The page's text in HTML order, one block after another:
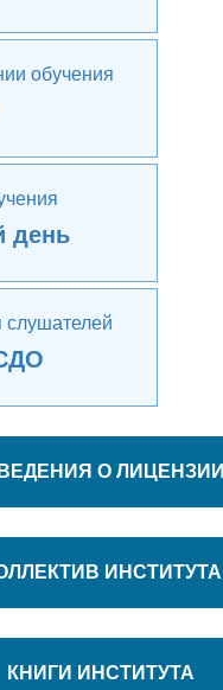
обучения
день
слушателей
О ЛИЦЕНЗИИ
ИНСТИТУТА
ИНСТИТУТА